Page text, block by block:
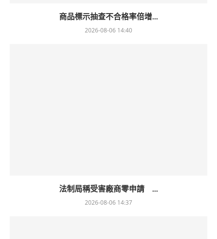
商品標示抽查不合格率倍增...
2026-08-06 14:40
法制局稱受害廠商零申請 ...
2026-08-06 14:37